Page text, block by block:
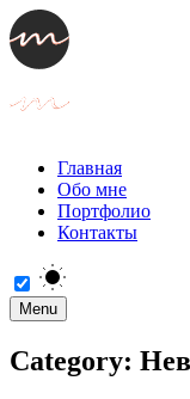
Главная
Обо мне
Портфолио
Контакты
Menu
Category: